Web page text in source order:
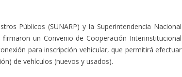
Públicos (SUNARP) y la Superintendencia Nacional
un Convenio de Cooperación Interinstitucional
para inscripción vehicular, que permitirá efectuar
de vehículos (nuevos y usados).